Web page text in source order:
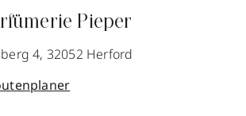
Pieper
4, 32052 Herford